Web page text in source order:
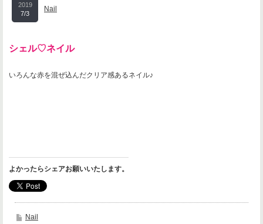
2019
7/3
Nail
シェル♡ネイル
いろんな赤を混ぜ込んだクリア感あるネイル♪
よかったらシェアお願いいたします。
Nail